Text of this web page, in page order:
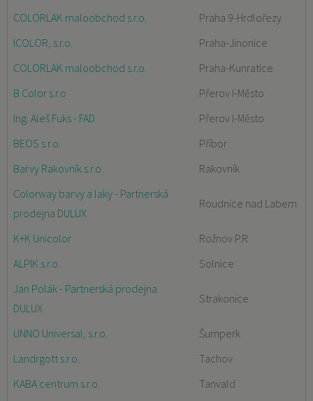
COLORLAK maloobchod s.r.o.
Praha 9-Hrdlořezy
ICOLOR, s.r.o.
Praha-Jinonice
COLORLAK maloobchod s.r.o.
Praha-Kunratice
B Color s.r.o
Přerov I-Město
Ing. Aleš Fuks - FAD
Přerov I-Město
BEOS s.r.o.
Příbor
Barvy Rakovník s.r.o.
Rakovník
Colorway barvy a laky - Partnerská
prodejna DULUX
Roudnice nad Labem
K+K Unicolor
Rožnov P.R
ALPIK s.r.o.
Solnice
Jan Polák - Partnerská prodejna
DULUX
Strakonice
UNNO Universal, s.r.o.
Šumperk
Landrgott s.r.o.
Tachov
KABA centrum s.r.o.
Tanvald